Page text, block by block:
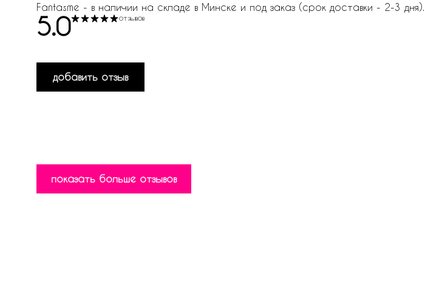
Fantasme - в наличии на складе в Минске и под заказ (срок доставки - 2-3 дня).
5.0 отзывов
добавить отзыв
показать больше отзывов